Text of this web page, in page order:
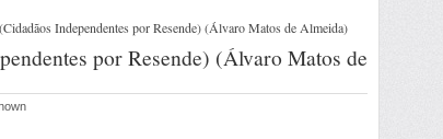
Independentes por Resende) (Álvaro Matos de Almeida)
por Resende) (Álvaro Matos de